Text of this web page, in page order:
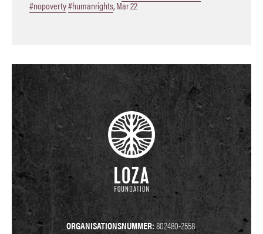
#nopoverty#humanrights,Mar 22
ORGANISATIONSNUMMER:802480-2558